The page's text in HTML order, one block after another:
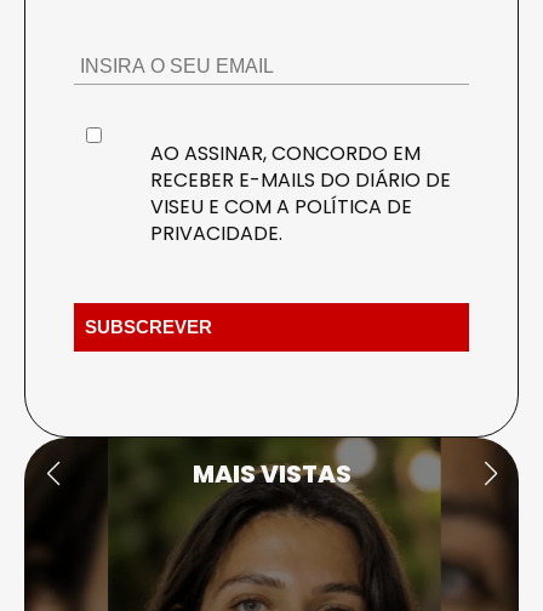
AO ASSINAR, CONCORDO EM
RECEBER E-MAILS DO DIÁRIO DE
VISEU E COM A POLÍTICA DE
PRIVACIDADE.
MAIS VISTAS